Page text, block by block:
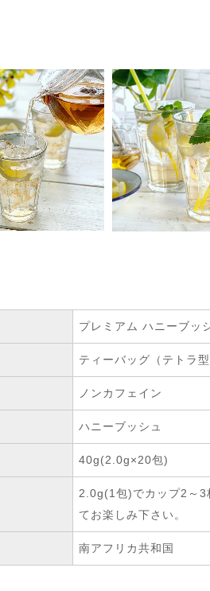
プレミアム ハニーブッ
ティーバッグ（テトラ型
ノンカフェイン
ハニーブッシュ
40g(2.0g×20包)
2.0g(1包)でカップ2～3
てお楽しみ下さい。
南アフリカ共和国